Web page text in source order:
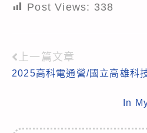
Post Views: 338
Read
more
上一篇文章
2025高科電通營/國立高雄科
In